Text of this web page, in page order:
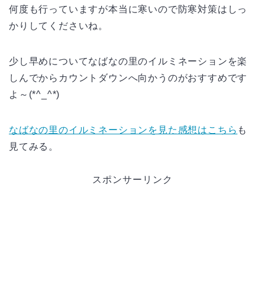
何度も行っていますが本当に寒いので防寒対策はしっ
かりしてくださいね。
少し早めについてなばなの里のイルミネーションを楽
しんでからカウントダウンへ向かうのがおすすめです
よ～(*^_^*)
なばなの里のイルミネーションを見た感想はこちら も
見てみる。
スポンサーリンク